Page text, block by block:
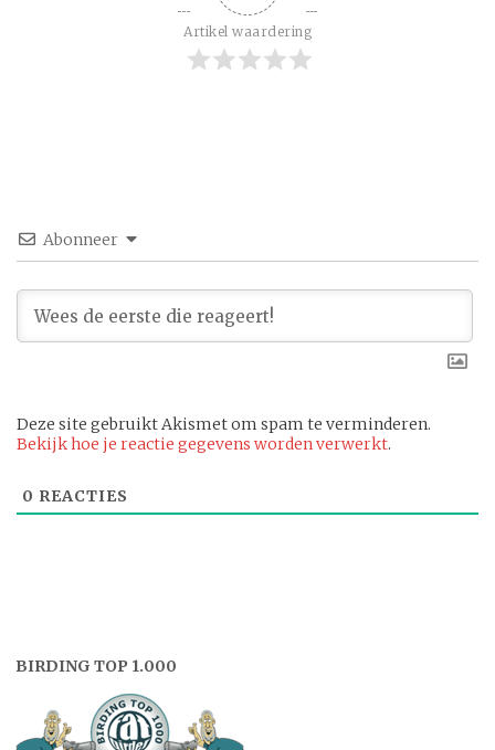
Artikel waardering
Abonneer
Deze site gebruikt Akismet om spam te verminderen.
Bekijk hoe je reactie gegevens worden verwerkt.
0 REACTIES
BIRDING TOP 1.000